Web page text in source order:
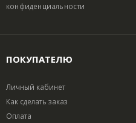
конфиденциальности
ПОКУПАТЕЛЮ
Личный кабинет
Как сделать заказ
Оплата